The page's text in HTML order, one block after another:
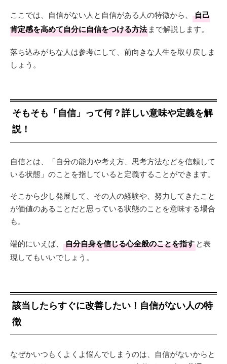
ここでは、自信がない人と自信がある人の特徴から、
自己
肯定感を高めて自分に自信をつける方法 まで解説します。
落ち込みがちな人は参考にして、前向きな人生を取り戻しま
しょう。
そもそも「自信」って何？詳しい意味や定義を解
説！
自信とは、「自分の能力や考え方、思考方法などを信頼して
いる状態」のことを指していると定義することができます。
そこから少し発展して、その人の経験や、努力してきたこと
が価値のあることだと思っている状態のことを意味する場合
も。
端的にいえば、 自分自身を信じる心全般のことを指すと表
現してもいいでしょう。
該当したらすぐに改善したい！自信がない人の特
徴
なぜかいつもくよくよ悩んでしまうのは、自信がないからと